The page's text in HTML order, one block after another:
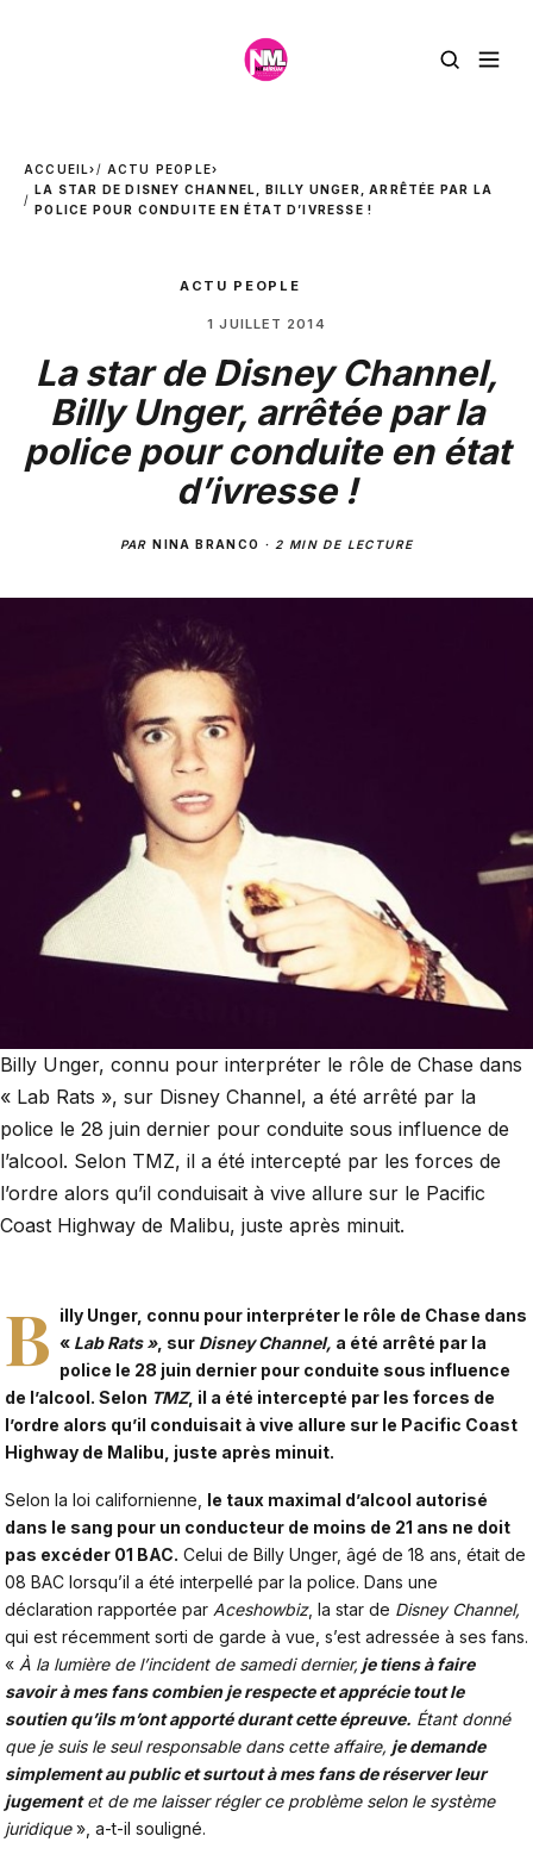
ACCUEIL› ACTU PEOPLE›
LA STAR DE DISNEY CHANNEL, BILLY UNGER, ARRÊTÉE PAR LA
POLICE POUR CONDUITE EN ÉTAT D’IVRESSE !
ACTU PEOPLE
1 JUILLET 2014
La star de Disney Channel,
Billy Unger, arrêtée par la
police pour conduite en état
d’ivresse !
PARNINA BRANCO · 2 MIN DE LECTURE
Billy Unger, connu pour interpréter le rôle de Chase dans
« Lab Rats », sur Disney Channel, a été arrêté par la
police le 28 juin dernier pour conduite sous influence de
l’alcool. Selon TMZ, il a été intercepté par les forces de
l’ordre alors qu’il conduisait à vive allure sur le Pacific
Coast Highway de Malibu, juste après minuit.
B illy Unger, connu pour interpréter le rôle de Chase dans
« Lab Rats », sur Disney Channel, a été arrêté par la
police le 28 juin dernier pour conduite sous influence
de l’alcool. Selon TMZ, il a été intercepté par les forces de
l’ordre alors qu’il conduisait à vive allure sur le Pacific Coast
Highway de Malibu, juste après minuit.
Selon la loi californienne, le taux maximal d’alcool autorisé
dans le sang pour un conducteur de moins de 21 ans ne doit
pas excéder 01 BAC. Celui de Billy Unger, âgé de 18 ans, était de
08 BAC lorsqu’il a été interpellé par la police. Dans une
déclaration rapportée par Aceshowbiz, la star de Disney Channel,
qui est récemment sorti de garde à vue, s’est adressée à ses fans.
« À la lumière de l’incident de samedi dernier, je tiens à faire
savoir à mes fans combien je respecte et apprécie tout le
soutien qu’ils m’ont apporté durant cette épreuve. Étant donné
que je suis le seul responsable dans cette affaire, je demande
simplement au public et surtout à mes fans de réserver leur
jugementet de me laisser régler ce problème selon le système
juridique», a-t-il souligné.